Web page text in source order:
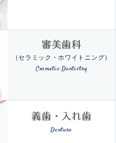
審美歯科
（セラミック・ホワイトニング）
Cosmetic Dentistry
義歯・入れ歯
Denture